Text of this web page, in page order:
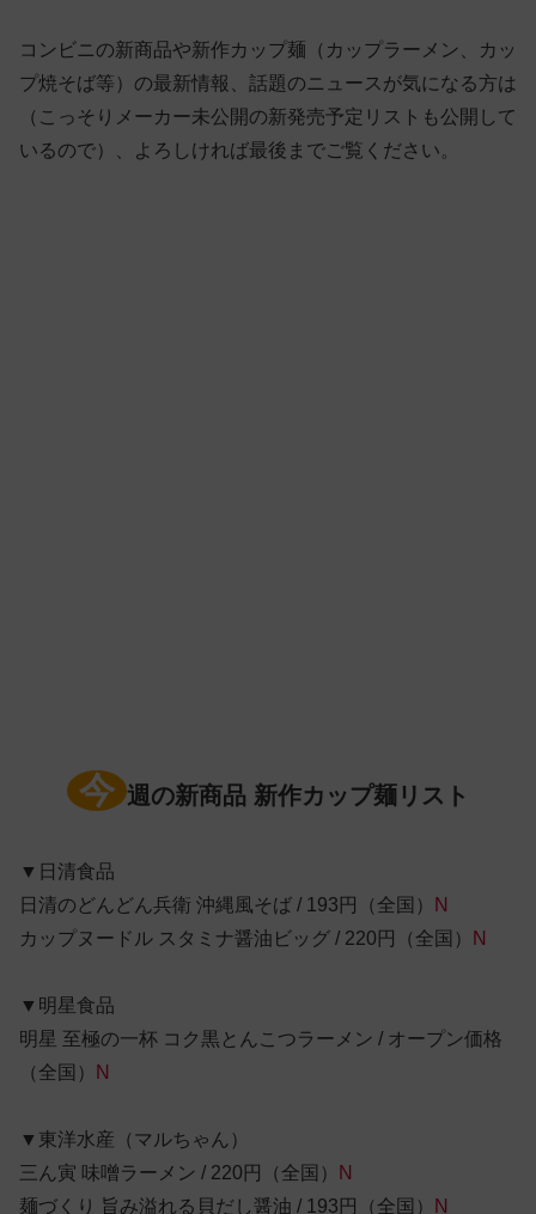
コンビニの新商品や新作カップ麺（カップラーメン、カッ
プ焼そば等）の最新情報、話題のニュースが気になる方は
（こっそりメーカー未公開の新発売予定リストも公開して
いるので）、よろしければ最後までご覧ください。
今 週の新商品 新作カップ麺リスト
▼日清食品
日清のどんどん兵衛 沖縄風そば / 193円（全国）
N
カップヌードル スタミナ醤油ビッグ / 220円（全国）
N
▼明星食品
明星 至極の一杯 コク黒とんこつラーメン / オープン価格
（全国）
N
▼東洋水産（マルちゃん）
三ん寅 味噌ラーメン / 220円（全国）
N
麺づくり 旨み溢れる貝だし醤油 / 193円（全国）
N